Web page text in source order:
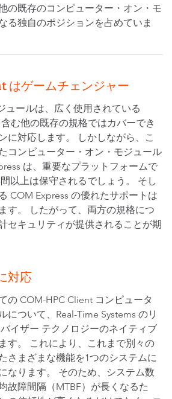
の既存のコンピューター・オン・モ
る独自のポジションを占めていま
はゲームチェンジャー
ュールは、広く使用されている
む他の既存の規格ではカバーでき
に対応します。 しかしながら、こ
コンピューター・オン・モジュール
は、重要なプラットフォームで
以上は保守されるでしょう。 そし
COM Express の優れたサポートは
す。 したがって、両方の規格につ
セキュリティが提供されることが期
対応
の COM-HPC Client コンピュータ
について、Real-Time Systems のリ
イザー テクノロジーのネイティブ
す。 これにより、これまで別々の
さまざまな機能を1つのシステムに
なります。 そのため、システム数
故障間隔（MTBF）が長くなるた